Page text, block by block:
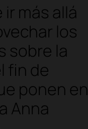
más allá
los
sobre la
fin de
ponen en
Anna